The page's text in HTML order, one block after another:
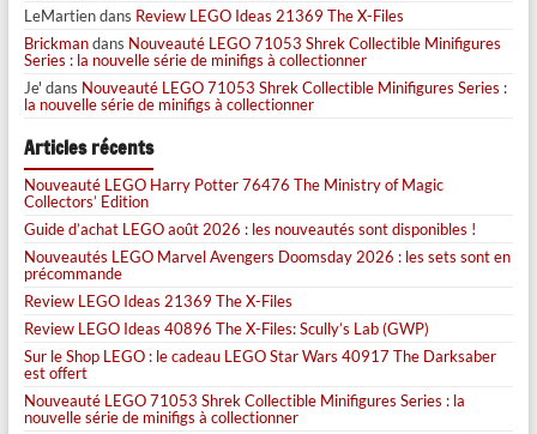
LeMartiendans Review LEGO Ideas 21369 The X-Files
Brickmandans Nouveauté LEGO 71053 Shrek Collectible Minifigures
Series : la nouvelle série de minifigs à collectionner
Je' dans Nouveauté LEGO 71053 Shrek Collectible Minifigures Series :
la nouvelle série de minifigs à collectionner
Articles récents
Nouveauté LEGO Harry Potter 76476 The Ministry of Magic
Collectors’ Edition
Guide d’achat LEGO août 2026 : les nouveautés sont disponibles !
Nouveautés LEGO Marvel Avengers Doomsday 2026 : les sets sont en
précommande
Review LEGO Ideas 21369 The X-Files
Review LEGO Ideas 40896 The X-Files: Scully’s Lab (GWP)
Sur le Shop LEGO : le cadeau LEGO Star Wars 40917 The Darksaber
est offert
Nouveauté LEGO 71053 Shrek Collectible Minifigures Series : la
nouvelle série de minifigs à collectionner